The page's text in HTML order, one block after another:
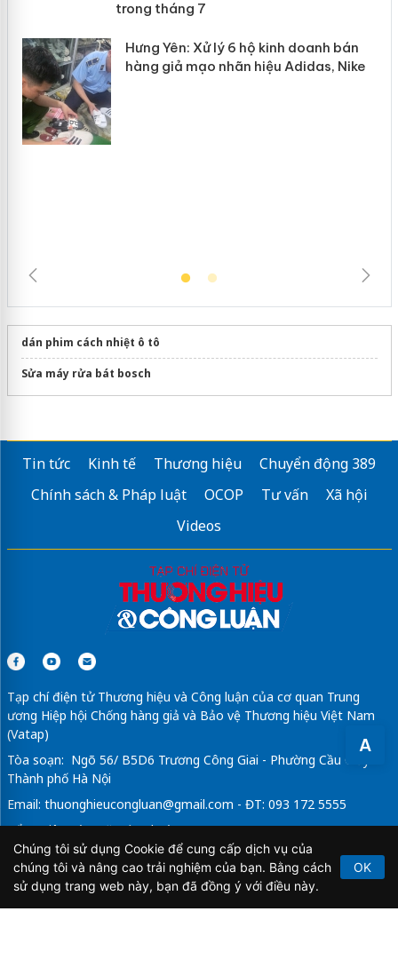
A
mại trong tháng 7
dán phim cách nhiệt ô tô
Sửa máy rửa bát bosch
Tin tức Kinh tế Thương hiệu
Chuyển động 389
Chính sách & Pháp luật
OCOP Tư vấn
Xã hội
Videos
Tạp chí điện tử Thương hiệu và Công luận của cơ quan Trung
ương Hiệp hội Chống hàng giả và Bảo vệ Thương hiệu Việt Nam
(Vatap)
Tòa soạn: Ngõ 56/ B5D6 Trương Công Giai - Phường Cầu Giấy -
Thành phố Hà Nội
Email: thuonghieucongluan@gmail.com - ĐT: 093 172 5555
Tổng Biên Tập: Vũ Đức Thuận
Giấy phép hoạt động báo chí điện tử số 64/GP-BTTTT do Bộ
Thông tin và Truyền thông cấp ngày 21/2/2020.
Chúng tôi sử dụng Cookie để cung cấp dịch vụ của
chúng tôi và nâng cao trải nghiệm của bạn. Bằng cách
sử dụng trang web này, bạn đã đồng ý với điều này.
OK